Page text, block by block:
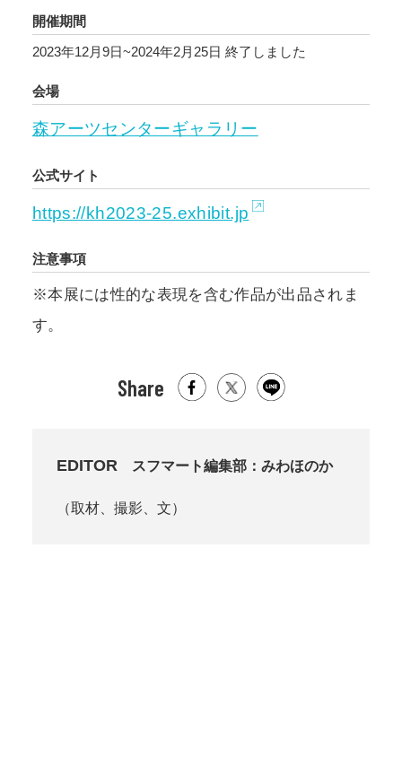
開催期間
2023年12月9日~2024年2月25日 終了しました
会場
森アーツセンターギャラリー
公式サイト
https://kh2023-25.exhibit.jp
注意事項
※本展には性的な表現を含む作品が出品されま
す。
Share
EDITOR スフマート編集部：みわほのか
（取材、撮影、文）